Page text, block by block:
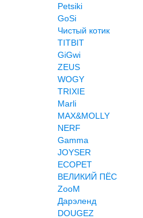
Petsiki
GoSi
Чистый котик
TITBIT
GiGwi
ZEUS
WOGY
TRIXIE
Marli
MAX&MOLLY
NERF
Gamma
JOYSER
ECOPET
ВЕЛИКИЙ ПЁС
ZooM
Дарэленд
DOUGEZ